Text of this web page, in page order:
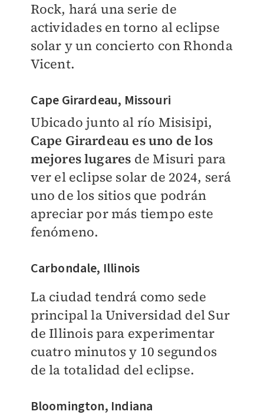
Rock, hará una serie de
actividades en torno al eclipse
solar y un concierto con Rhonda
Vicent.
Cape Girardeau, Missouri
Ubicado junto al río Misisipi,
Cape Girardeau es uno de los
mejores lugares de Misuri para
ver el eclipse solar de 2024, será
uno de los sitios que podrán
apreciar por más tiempo este
fenómeno.
Carbondale, Illinois
La ciudad tendrá como sede
principal la Universidad del Sur
de Illinois para experimentar
cuatro minutos y 10 segundos
de la totalidad del eclipse.
Bloomington, Indiana